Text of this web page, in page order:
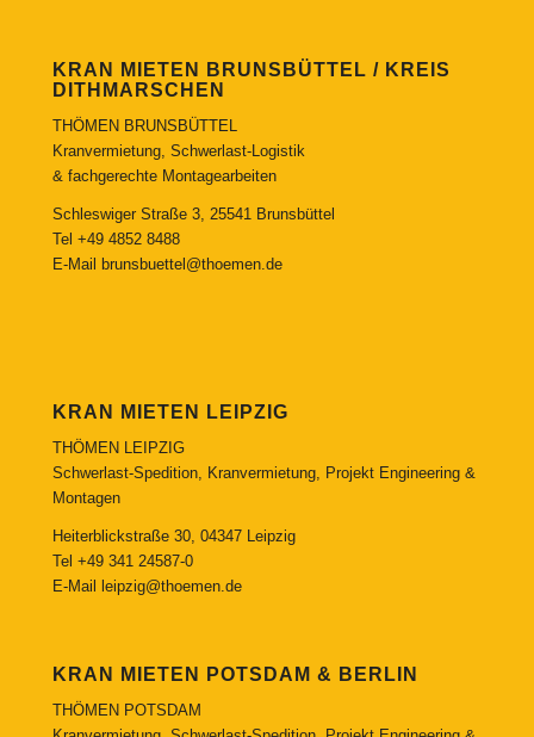
KRAN MIETEN BRUNSBÜTTEL / KREIS
DITHMARSCHEN
THÖMEN BRUNSBÜTTEL
Kranvermietung, Schwerlast-Logistik
& fachgerechte Montagearbeiten
Schleswiger Straße 3, 25541 Brunsbüttel
Tel +49 4852 8488
E-Mail
brunsbuettel@thoemen.de
KRAN MIETEN LEIPZIG
THÖMEN LEIPZIG
Schwerlast-Spedition, Kranvermietung, Projekt Engineering &
Montagen
Heiterblickstraße 30, 04347 Leipzig
Tel +49 341 24587-0
E-Mail
leipzig@thoemen.de
KRAN MIETEN POTSDAM & BERLIN
THÖMEN POTSDAM